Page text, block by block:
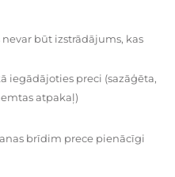
būt izstrādājums, kas
iegādājoties preci (sazāģēta,
atpakaļ)
brīdim prece pienācīgi